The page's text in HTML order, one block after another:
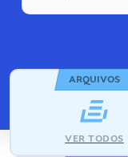
ARQUIVOS
VER TODOS